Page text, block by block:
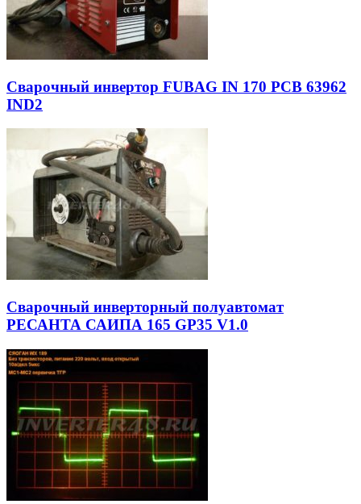
Сварочный инвертор FUBAG IN 170 PCB 63962
IND2
Сварочный инверторный полуавтомат
РЕСАНТА САИПА 165 GP35 V1.0